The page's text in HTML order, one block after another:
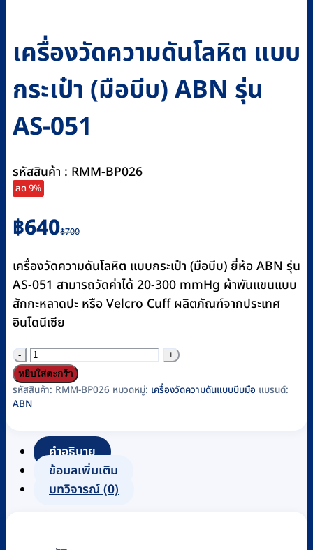
เครื่องวัดความดันโลหิต แบบ
กระเป๋า (มือบีบ) ABN รุ่น
AS-051
รหัสสินค้า : RMM-BP026
ลด 9%
฿700
Original
price
was:
฿700.
฿640
Current
price
is:
฿640.
เครื่องวัดความดันโลหิต แบบกระเป๋า (มือบีบ) ยี่ห้อ ABN รุ่น
AS-051 สามารถวัดค่าได้ 20-300 mmHg ผ้าพันแขนแบบ
สักกะหลาดปะ หรือ Velcro Cuff ผลิตภัณฑ์จากประเทศ
อินโดนีเซีย
จำนวน
เครื่อง
วัด
ความ
โลหิต
แบบ
กระเป๋า
หยิบใส่ตะกร้า
รหัสสินค้า: RMM-BP026 หมวดหมู่: เครื่องวัดความดันแบบบีบมือ แบรนด์:
ABN
คำอธิบาย
ข้อมูลเพิ่มเติม
บทวิจารณ์ (0)